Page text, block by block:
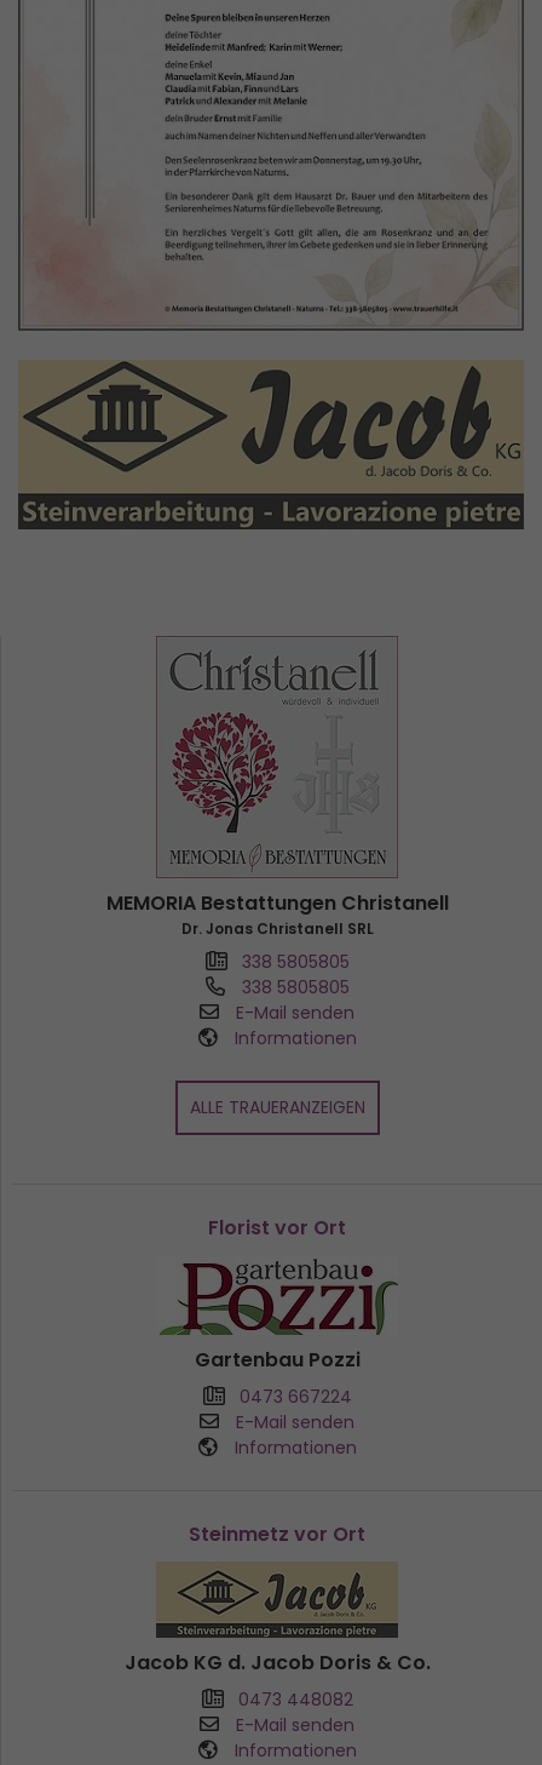
MEMORIA Bestattungen Christanell
Dr. Jonas Christanell SRL
338 5805805
338 5805805
E-Mail senden
Informationen
ALLE TRAUERANZEIGEN
Florist vor Ort
Gartenbau Pozzi
0473 667224
E-Mail senden
Informationen
Steinmetz vor Ort
Jacob KG d. Jacob Doris & Co.
0473 448082
E-Mail senden
Informationen